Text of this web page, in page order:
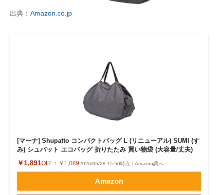
出典： Amazon.co.jp
[マーナ] Shupatto コンパクトバッグ L (リニューアル) SUMI (す
み) シュパット エコバッグ 折りたたみ 買い物袋 (大容量/丈夫)
￥1,891OFF： ￥1,0892026/05/28 15:50時点｜Amazon調べ
Amazon